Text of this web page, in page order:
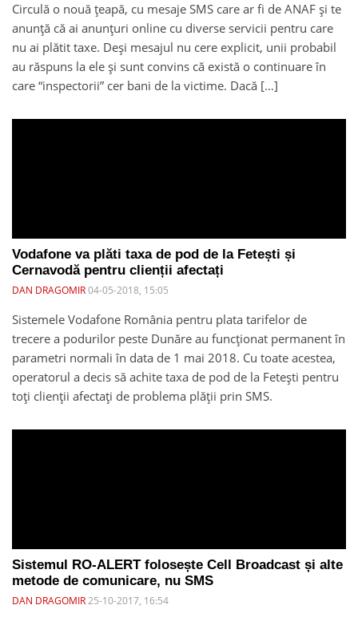
Circulă o nouă țeapă, cu mesaje SMS care ar fi de ANAF și te
anunță că ai anunțuri online cu diverse servicii pentru care
nu ai plătit taxe. Deși mesajul nu cere explicit, unii probabil
au răspuns la ele și sunt convins că există o continuare în
care “inspectorii” cer bani de la victime. Dacă […]
Vodafone va plăti taxa de pod de la Fetești și
Cernavodă pentru clienții afectați
DAN DRAGOMIR04-05-2018, 15:05
Sistemele Vodafone România pentru plata tarifelor de
trecere a podurilor peste Dunăre au funcționat permanent în
parametri normali în data de 1 mai 2018. Cu toate acestea,
operatorul a decis să achite taxa de pod de la Fetești pentru
toți clienții afectați de problema plății prin SMS.
Sistemul RO-ALERT folosește Cell Broadcast și alte
metode de comunicare, nu SMS
DAN DRAGOMIR25-10-2017, 16:54